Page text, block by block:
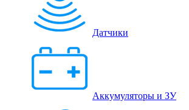
Датчики
Аккумуляторы и ЗУ